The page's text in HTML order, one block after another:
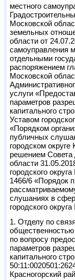
местного
Московской
земельных
области от
самоуправления
отдельными
распоряжением
Московской
услуги
параметров
капитального
Уставом
«Порядком
публичных
городском
решением Совета
области
городского
1466/6 «Порядок
слушаниях в
городского
1. Отделу по
по вопросу
параметров
капитального
Красногорский